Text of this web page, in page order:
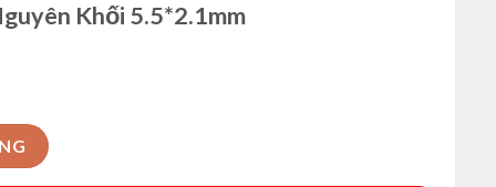
Khối 5.5*2.1mm
số lượng